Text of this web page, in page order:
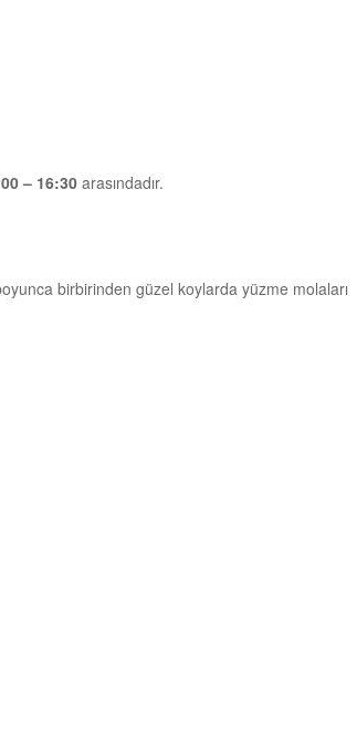
– 16:30arasındadır.
birbirinden güzel koylarda yüzme molaları